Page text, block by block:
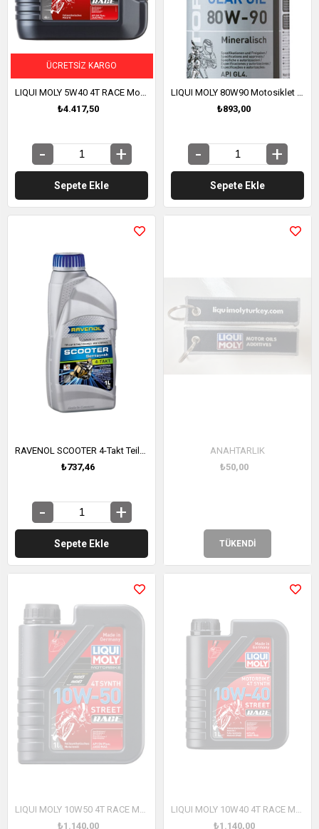
₺4.417,50
Sepete Ekle
ÜCRETSIZ KARGO
₺893,00
Sepete Ekle
RAVENOL SCOOTER 4-Takt Teilsynth. 1 Litre (1152155-001)
₺737,46
Sepete Ekle TÜKENDI
ANAHTARLIK
₺50,00
₺1.140,00
₺1.140,00